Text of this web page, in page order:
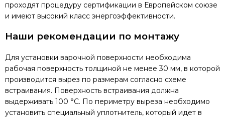
проходят процедуру сертификации в Европейском союзе
и имеют высокий класс энергоэффективности.
Наши рекомендации по монтажу
Для установки варочной поверхности необходима
рабочая поверхность толщиной не менее 30 мм, в которой
производится вырез по размерам согласно схеме
встраивания. Поверхность встраивания должна
выдерживать 100 °C. По периметру выреза необходимо
установить специальный уплотнитель, который идет в